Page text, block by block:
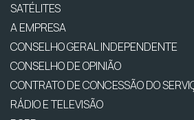
SATÉLITES
A EMPRESA
CONSELHO GERAL INDEPENDENTE
CONSELHO DE OPINIÃO
CONTRATO DE CONCESSÃO DO
RÁDIO E TELEVISÃO